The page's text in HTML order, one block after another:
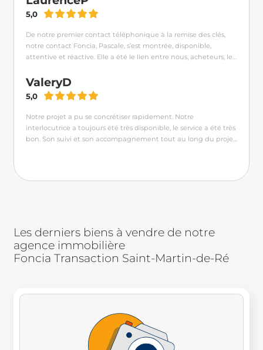
5,0
De notre premier contact téléphonique à la remise des clés,
notre contact Foncia, Pascale, s’est montrée, disponible,
attentive et réactive. Elle a été le lien entre nous, acheteurs, les
tout a été traité sérieusement en temps et en heure. Elle s’est
rendue disponible pour une remise des clés très tôt. C’est le
meilleur contact que nous ayons eu avec une agence. Fiabilité,
sérieux, disponibilité et amabilité. Nous ne pouvons que
recommander l’agence.
ValeryD
5,0
Notre projet a pu se concrétiser rapidement. Notre
interlocutrice a toujours été très disponible, le service a été très
bon. Son suivi et son accompagnement tout au long du projet
Les derniers biens à vendre de notre
agence immobilière
Foncia Transaction Saint-Martin-de-Ré